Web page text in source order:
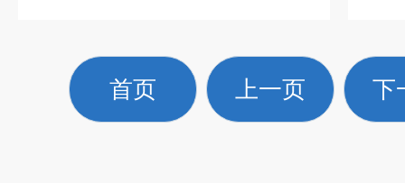
首页 上一页 下